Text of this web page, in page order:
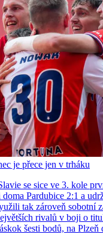
je přece jen v trháku
se sice ve 3. kole
Pardubice 2:1 a
tak zároveň sobotní
rivalů v boji o
šesti bodů, na Plzeň